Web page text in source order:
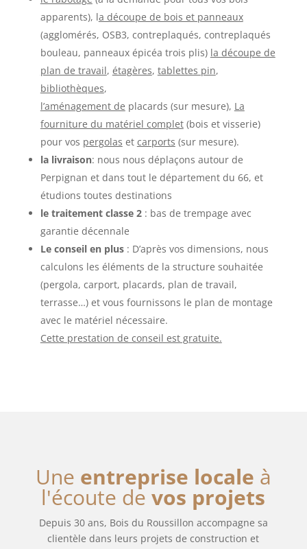
apparents), la découpe de bois et panneaux
(agglomérés, OSB3, contreplaqués, contreplaqués
bouleau, panneaux épicéa trois plis) la découpe de
plan de travail, étagères, tablettes pin,
bibliothèques,
l’aménagement de placards (sur mesure), La
fourniture du matériel complet(bois et visserie)
pour vos pergolas et carports (sur mesure).
la livraison: nous nous déplaçons autour de
Perpignan et dans tout le département du 66, et
étudions toutes destinations
le traitement classe 2: bas de trempage avec
garantie décennale
Le conseil en plus: D’après vos dimensions, nous
calculons les éléments de la structure souhaitée
(pergola, carport, placards, plan de travail,
terrasse…) et vous fournissons le plan de montage
avec le matériel nécessaire.
Cette prestation de conseil est gratuite.
Une entreprise locale à
l'écoute devos projets
Depuis 30 ans, Bois du Roussillon accompagne sa
clientèle dans leurs projets de construction et